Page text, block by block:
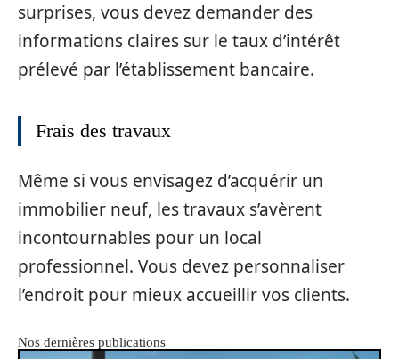
surprises, vous devez demander des
informations claires sur le taux d’intérêt
prélevé par l’établissement bancaire.
Frais des travaux
Même si vous envisagez d’acquérir un
immobilier neuf, les travaux s’avèrent
incontournables pour un local
professionnel. Vous devez personnaliser
l’endroit pour mieux accueillir vos clients.
Nos dernières publications